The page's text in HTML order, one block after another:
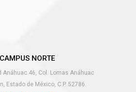
CAMPUS NORTE
Anáhuac 46, Col. Lomas Anáhuac
Estado de México, C.P. 52786.